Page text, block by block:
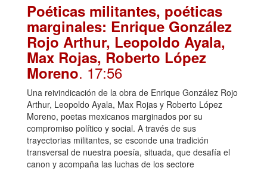
Poéticas militantes, poéticas
marginales: Enrique González
Rojo Arthur, Leopoldo Ayala,
Max Rojas, Roberto López
Moreno. 17:56
Una reivindicación de la obra de Enrique González Rojo
Arthur, Leopoldo Ayala, Max Rojas y Roberto López
Moreno, poetas mexicanos marginados por su
compromiso político y social. A través de sus
trayectorias militantes, se esconde una tradición
transversal de nuestra poesía, situada, que desafía el
canon y acompaña las luchas de los sectore